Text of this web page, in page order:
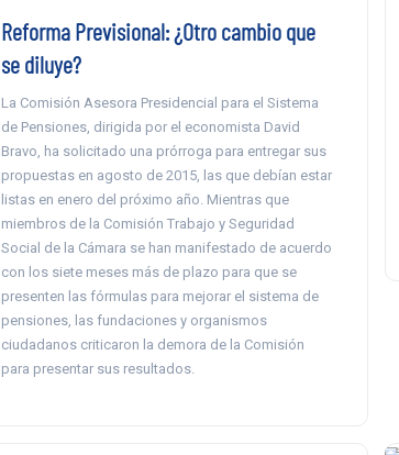
Reforma Previsional: ¿Otro cambio que
se diluye?
La Comisión Asesora Presidencial para el Sistema
de Pensiones, dirigida por el economista David
Bravo, ha solicitado una prórroga para entregar sus
propuestas en agosto de 2015, las que debían estar
listas en enero del próximo año. Mientras que
miembros de la Comisión Trabajo y Seguridad
Social de la Cámara se han manifestado de acuerdo
con los siete meses más de plazo para que se
presenten las fórmulas para mejorar el sistema de
pensiones, las fundaciones y organismos
ciudadanos criticaron la demora de la Comisión
para presentar sus resultados.